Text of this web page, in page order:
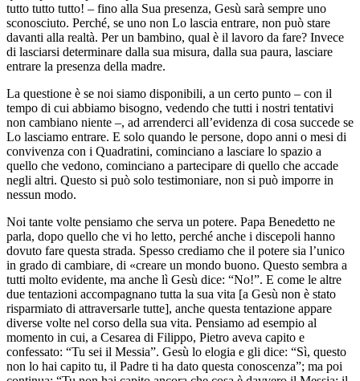
tutto tutto tutto! – fino alla Sua presenza, Gesù sarà sempre uno
sconosciuto. Perché, se uno non Lo lascia entrare, non può stare
davanti alla realtà. Per un bambino, qual è il lavoro da fare? Invece
di lasciarsi determinare dalla sua misura, dalla sua paura, lasciare
entrare la presenza della madre.
La questione è se noi siamo disponibili, a un certo punto – con il
tempo di cui abbiamo bisogno, vedendo che tutti i nostri tentativi
non cambiano niente –, ad arrenderci all’evidenza di cosa succede se
Lo lasciamo entrare. E solo quando le persone, dopo anni o mesi di
convivenza con i Quadratini, cominciano a lasciare lo spazio a
quello che vedono, cominciano a partecipare di quello che accade
negli altri. Questo si può solo testimoniare, non si può imporre in
nessun modo.
Noi tante volte pensiamo che serva un potere. Papa Benedetto ne
parla, dopo quello che vi ho letto, perché anche i discepoli hanno
dovuto fare questa strada. Spesso crediamo che il potere sia l’unico
in grado di cambiare, di «creare un mondo buono. Questo sembra a
tutti molto evidente, ma anche lì Gesù dice: “No!”. E come le altre
due tentazioni accompagnano tutta la sua vita [a Gesù non è stato
risparmiato di attraversarle tutte], anche questa tentazione appare
diverse volte nel corso della sua vita. Pensiamo ad esempio al
momento in cui, a Cesarea di Filippo, Pietro aveva capito e
confessato: “Tu sei il Messia”. Gesù lo elogia e gli dice: “Sì, questo
non lo hai capito tu, il Padre ti ha dato questa conoscenza”; ma poi